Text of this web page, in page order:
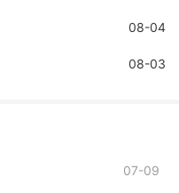
08-04
08-03
07-09